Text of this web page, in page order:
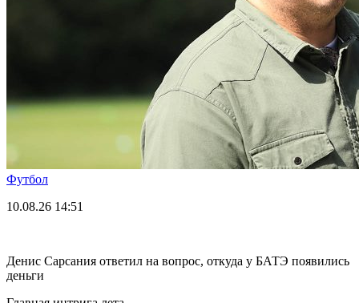
Футбол
10.08.26 14:51
Денис Сарсания ответил на вопрос, откуда у БАТЭ появились
деньги